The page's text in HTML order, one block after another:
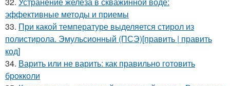
эффективные методы и приемы
33. При какой температуре выделяется стирол из
полистирола. Эмульсионный (ПСЭ)[править | править
код]
34. Варить или не варить: как правильно готовить
брокколи